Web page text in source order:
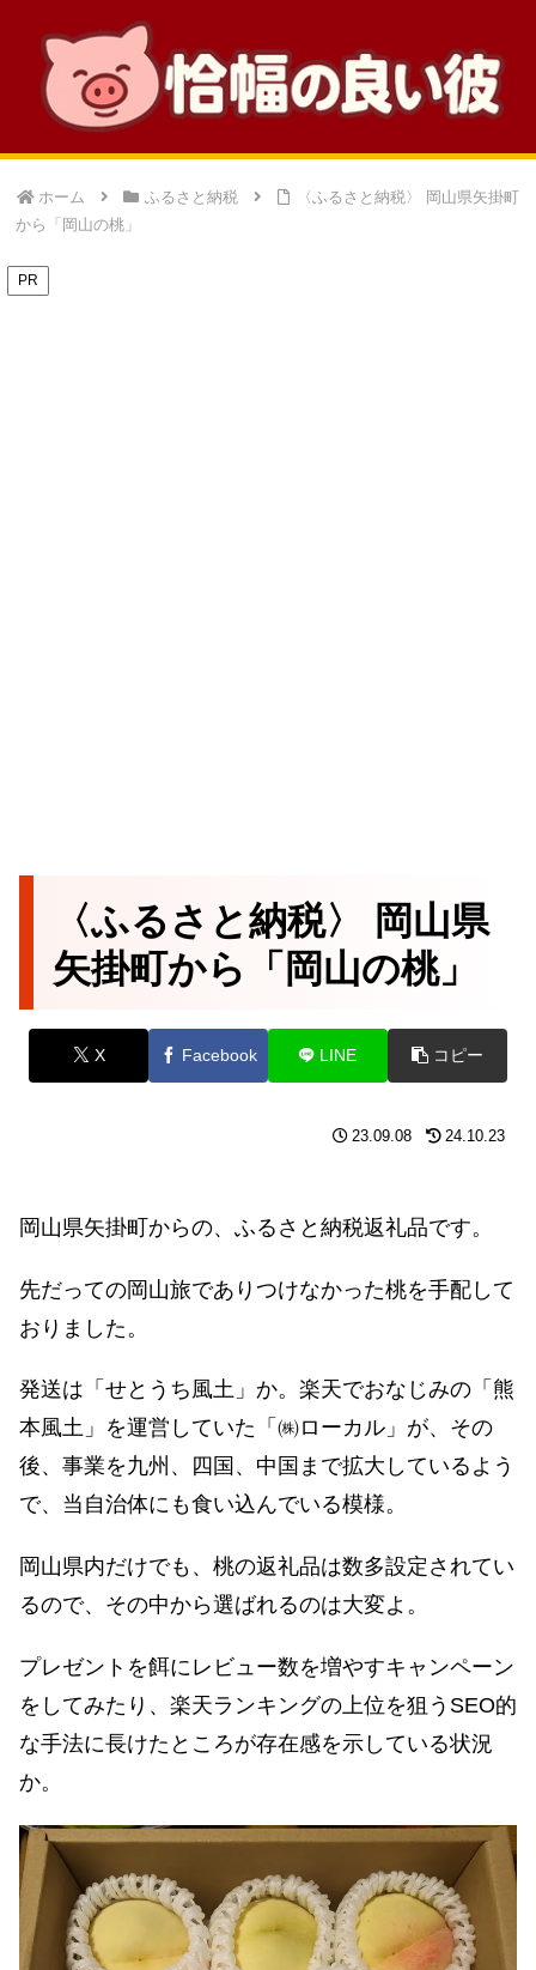
ホーム ふるさと納税
〈ふるさと納税〉 岡山県矢掛町
から「岡山の桃」
PR
〈ふるさと納税〉 岡山県
矢掛町から「岡山の桃」
X Facebook LINE コピー
23.09.08 24.10.23
岡山県矢掛町からの、ふるさと納税返礼品です。
先だっての岡山旅でありつけなかった桃を手配して
おりました。
発送は「せとうち風土」か。楽天でおなじみの「熊
本風土」を運営していた「㈱ローカル」が、その
後、事業を九州、四国、中国まで拡大しているよう
で、当自治体にも食い込んでいる模様。
岡山県内だけでも、桃の返礼品は数多設定されてい
るので、その中から選ばれるのは大変よ。
プレゼントを餌にレビュー数を増やすキャンペーン
をしてみたり、楽天ランキングの上位を狙うSEO的
な手法に長けたところが存在感を示している状況
か。